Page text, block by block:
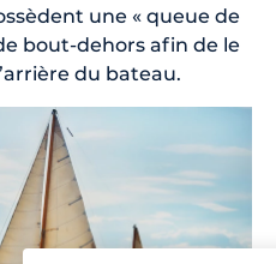
une « queue de
bout-dehors afin de le
du bateau.